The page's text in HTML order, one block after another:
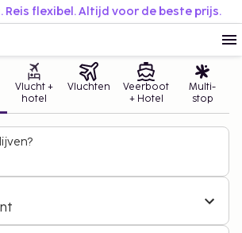
Reis flexibel. Altijd voor de beste prijs.
Vlucht +
hotel
Vluchten
Veerboot
+ Hotel
Multi-
stop